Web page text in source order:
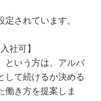
されています。
社可】
という方は、アルバ
して続けるか決める
働き方を提案しま